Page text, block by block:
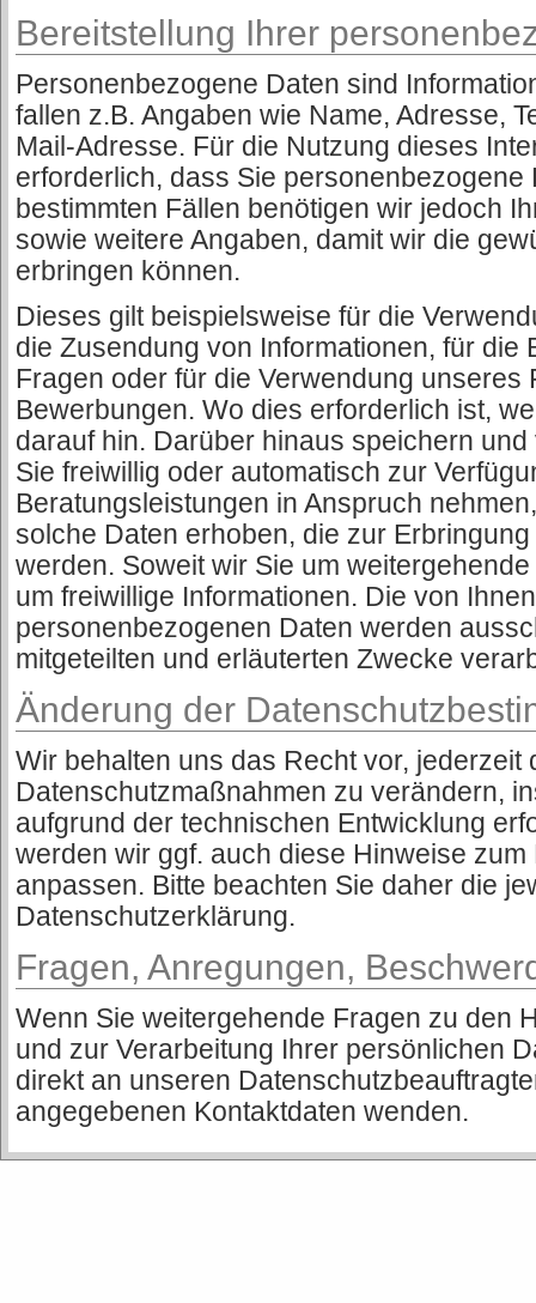
Bereitstellung Ihrer
Personenbezogene Daten sind
fallen z.B. Angaben wie Name, Adresse,
Mail-Adresse. Für die Nutzung dieses
erforderlich, dass Sie
bestimmten Fällen benötigen wir jedoch
sowie weitere Angaben, damit wir die
erbringen können.
Dieses gilt beispielsweise für die
die Zusendung von Informationen, für die
Fragen oder für die Verwendung unseres
Bewerbungen. Wo dies erforderlich ist,
darauf hin. Darüber hinaus speichern
Sie freiwillig oder automatisch zur
Beratungsleistungen in Anspruch
solche Daten erhoben, die zur
werden. Soweit wir Sie um
um freiwillige Informationen. Die von
personenbezogenen Daten werden
mitgeteilten und erläuterten Zwecke
Änderung der
Wir behalten uns das Recht vor, jederzeit
Datenschutzmaßnahmen zu verändern,
aufgrund der technischen Entwicklung
werden wir ggf. auch diese Hinweise
anpassen. Bitte beachten Sie daher die
Datenschutzerklärung.
Fragen, Anregungen,
Wenn Sie weitergehende Fragen zu den
und zur Verarbeitung Ihrer persönlichen
direkt an unseren
angegebenen Kontaktdaten wenden.